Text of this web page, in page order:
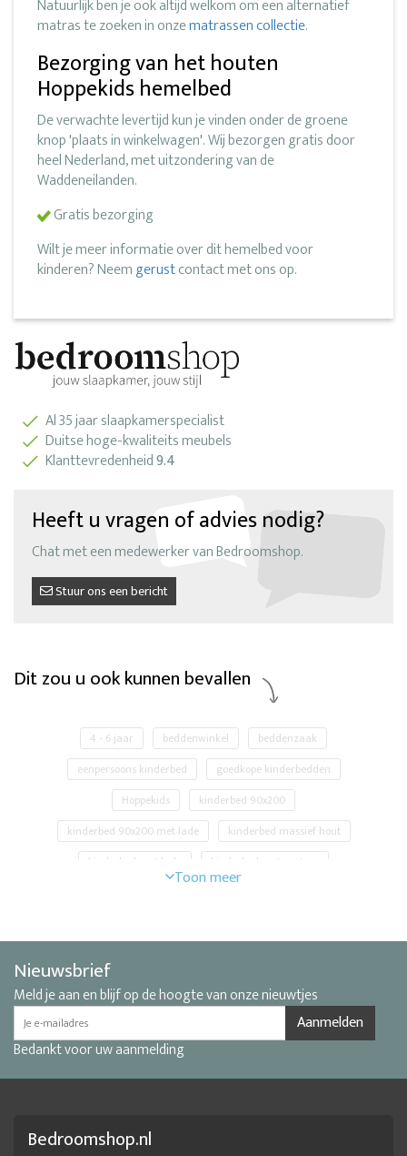
Natuurlijk ben je ook altijd welkom om een alternatief
matras te zoeken in onzematrassen collectie.
Bezorging van het houten
Hoppekids hemelbed
De verwachte levertijd kun je vinden onder de groene
knop 'plaats in winkelwagen'. Wij bezorgen gratis door
heel Nederland, met uitzondering van de
Waddeneilanden.
Gratis bezorging
Wilt je meer informatie over dit hemelbed voor
kinderen? Neemgerustcontact met ons op.
Al 35 jaar slaapkamerspecialist
Duitse hoge-kwaliteits meubels
Klanttevredenheid9.4
Heeft u vragen of advies nodig?
Chat met een medewerker van Bedroomshop.
Stuur ons een bericht
Dit zou u ook kunnen bevallen
4 - 6 jaar beddenwinkel
beddenzaak
eenpersoons kinderbed
goedkope kinderbedden
Hoppekids
kinderbed 90x200
kinderbed 90x200 met lade
kinderbed massief hout
kinderbed met lade
kinderbed met matras
Mooie kinderbedden
speciale kinderbedden
Nieuwsbrief
Meld je aan en blijf op de hoogte van onze nieuwtjes
Aanmelden
Bedankt voor uw aanmelding
Bedroomshop.nl